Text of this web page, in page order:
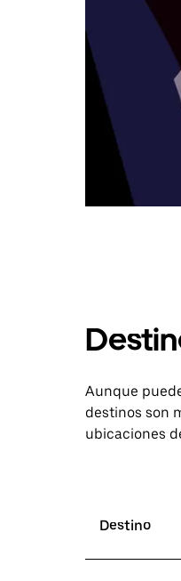
Aunque
destinos son
ubicaciones
Destino